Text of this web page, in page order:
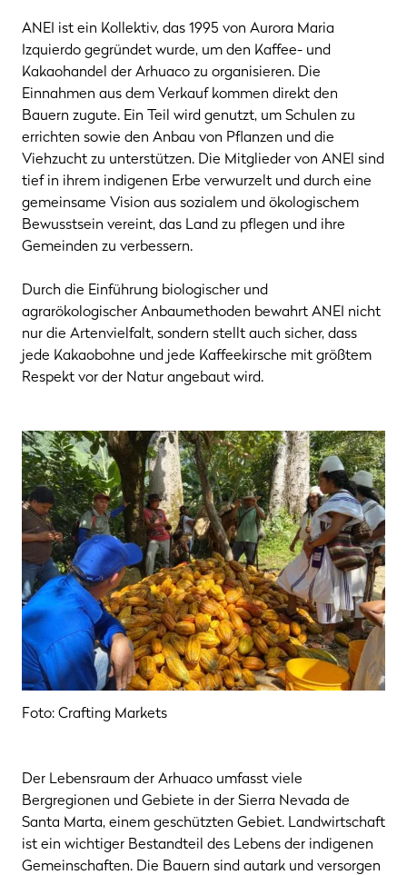
ANEI ist ein Kollektiv, das 1995 von Aurora Maria
Izquierdo gegründet wurde, um den Kaffee- und
Kakaohandel der Arhuaco zu organisieren. Die
Einnahmen aus dem Verkauf kommen direkt den
Bauern zugute. Ein Teil wird genutzt, um Schulen zu
errichten sowie den Anbau von Pflanzen und die
Viehzucht zu unterstützen. Die Mitglieder von ANEl sind
tief in ihrem indigenen Erbe verwurzelt und durch eine
gemeinsame Vision aus sozialem und ökologischem
Bewusstsein vereint, das Land zu pflegen und ihre
Gemeinden zu verbessern.
Durch die Einführung biologischer und
agrarökologischer Anbaumethoden bewahrt ANEI nicht
nur die Artenvielfalt, sondern stellt auch sicher, dass
jede Kakaobohne und jede Kaffeekirsche mit größtem
Respekt vor der Natur angebaut wird.
Foto: Crafting Markets
Der Lebensraum der Arhuaco umfasst viele
Bergregionen und Gebiete in der Sierra Nevada de
Santa Marta, einem geschützten Gebiet. Landwirtschaft
ist ein wichtiger Bestandteil des Lebens der indigenen
Gemeinschaften. Die Bauern sind autark und versorgen